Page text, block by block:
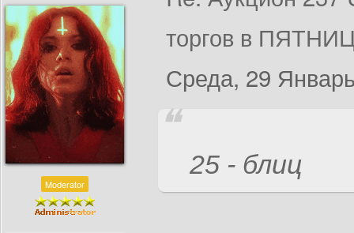
Moderator
торгов в
Среда, 29
25 - блиц